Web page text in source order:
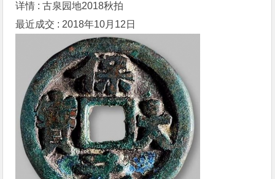
详情 : 古泉园地2018秋拍
最近成交 : 2018年10月12日